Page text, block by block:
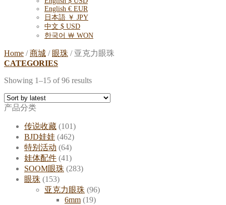
English € EUR
日本語 ￥ JPY
中文 $ USD
한국어 ￦ WON
Home / 商城 / 眼珠 /亚克力眼珠
CATEGORIES
Showing 1–15 of 96 results
产品分类
传说收藏 (101)
BJD娃娃 (462)
特别活动 (64)
娃体配件 (41)
SOOM眼珠 (283)
眼珠 (153)
亚克力眼珠 (96)
6mm (19)